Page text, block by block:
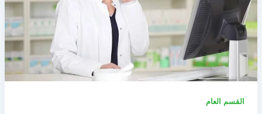
القسم العام